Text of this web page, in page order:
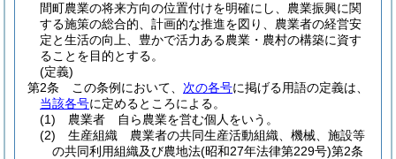
間町農業の将来方向の位置付けを明確にし、農業振興に関
する施策の総合的、計画的な推進を図り、農業者の経営安
定と生活の向上、豊かで活力ある農業・農村の構築に資す
ることを目的とする。
(定義)
第2条
この条例において、 次の各号に掲げる用語の定義は、
当該各号に定めるところによる。
(1)
農業者 自ら農業を営む個人をいう。
(2)
生産組織 農業者の共同生産活動組織、機械、施設等
の共同利用組織及び農地法(昭和27年法律第229号)第2条